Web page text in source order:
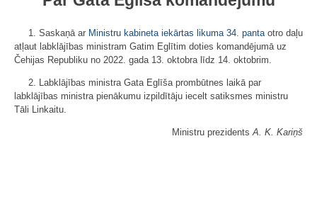
1. Saskaņā ar Ministru kabineta iekārtas likuma 34. pantaotro daļu
atļaut labklājības ministram Gatim Eglītim doties komandējumā uz
Čehijas Republiku no 2022. gada 13. oktobra līdz 14. oktobrim.
2. Labklājības ministra Gata Eglīša prombūtnes laikā par
labklājības ministra pienākumu izpildītāju iecelt satiksmes ministru
Tāli Linkaitu.
Ministru prezidentsA. K. Kariņš